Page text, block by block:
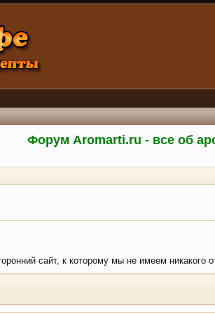
Форум Aromarti.ru - все об
сайт, к которому мы не имеем